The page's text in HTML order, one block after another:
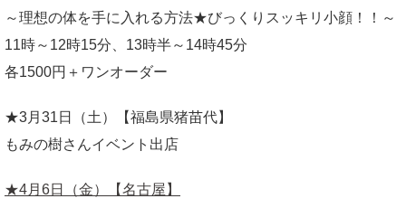
～理想の体を手に入れる方法★びっくりスッキリ小顔！！～
11時～12時15分、13時半～14時45分
各1500円＋ワンオーダー
★3月31日（土）【福島県猪苗代】
もみの樹さんイベント出店
★4月6日（金）【名古屋】